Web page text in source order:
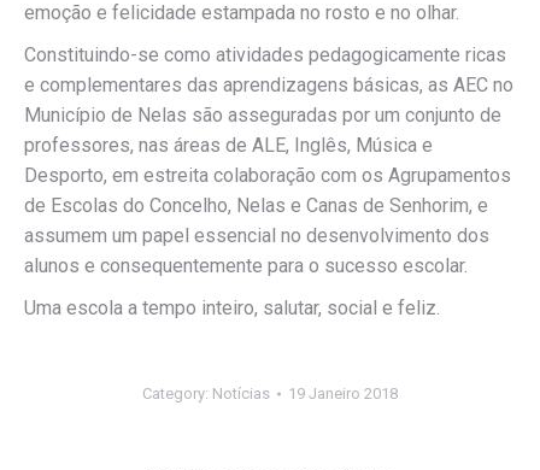
emoção e felicidade estampada no rosto e no olhar.
Constituindo-se como atividades pedagogicamente ricas
e complementares das aprendizagens básicas, as AEC no
Município de Nelas são asseguradas por um conjunto de
professores, nas áreas de ALE, Inglês, Música e
Desporto, em estreita colaboração com os Agrupamentos
de Escolas do Concelho, Nelas e Canas de Senhorim, e
assumem um papel essencial no desenvolvimento dos
alunos e consequentemente para o sucesso escolar.
Uma escola a tempo inteiro, salutar, social e feliz.
Category: Notícias 19 Janeiro 2018